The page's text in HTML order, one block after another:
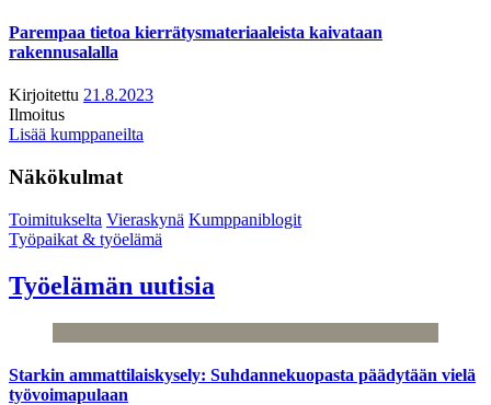
Parempaa tietoa kierrätysmateriaaleista kaivataan
rakennusalalla
Kirjoitettu 21.8.2023
Ilmoitus
Lisää kumppaneilta
Näkökulmat
Toimitukselta Vieraskynä Kumppaniblogit
Työpaikat & työelämä
Työelämän uutisia
Starkin ammattilaiskysely: Suhdannekuopasta päädytään vielä
työvoimapulaan